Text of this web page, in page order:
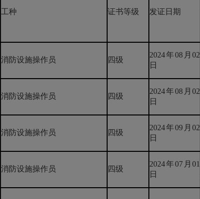
工种 证书等级 发证日期
消防设施操作员 四级
2024年08月02
日
消防设施操作员 四级
2024年08月02
日
消防设施操作员 四级
2024年09月02
日
消防设施操作员 四级
2024年07月01
日